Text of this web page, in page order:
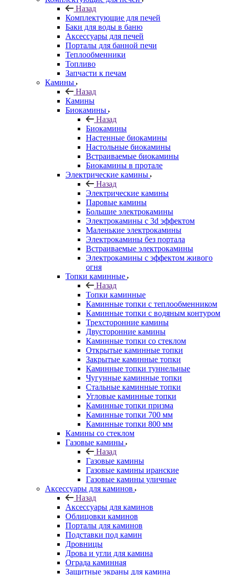
Назад
Комплектующие для печей
Баки для воды в баню
Аксессуары для печей
Порталы для банной печи
Теплообменники
Топливо
Запчасти к печам
Камины
Назад
Камины
Биокамины
Назад
Биокамины
Настенные биокамины
Настольные биокамины
Встраиваемые биокамины
Биокамины в протале
Электрические камины
Назад
Электрические камины
Паровые камины
Большие электрокамины
Электрокамины с 3d эффектом
Маленькие электрокамины
Электрокамины без портала
Встраиваемые электрокамины
Электрокамины с эффектом живого
огня
Топки каминные
Назад
Топки каминные
Каминные топки с теплообменником
Каминные топки с водяным контуром
Трехсторонние камины
Двусторонние камины
Каминные топки со стеклом
Открытые каминные топки
Закрытые каминные топки
Каминные топки туннельные
Чугунные каминные топки
Стальные каминные топки
Угловые каминные топки
Каминные топки призма
Каминные топки 700 мм
Каминные топки 800 мм
Камины со стеклом
Газовые камины
Назад
Газовые камины
Газовые камины иранские
Газовые камины уличные
Аксессуары для каминов
Назад
Аксессуары для каминов
Облицовки каминов
Порталы для каминов
Подставки под камин
Дровницы
Дрова и угли для камина
Ограда каминная
Защитные экраны для камина